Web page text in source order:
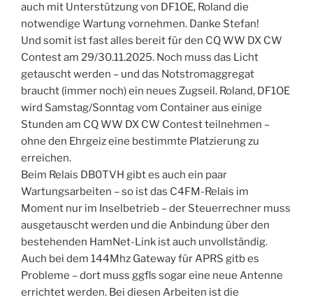
auch mit Unterstützung von DF1OE, Roland die
notwendige Wartung vornehmen. Danke Stefan!
Und somit ist fast alles bereit für den CQ WW DX CW
Contest am 29/30.11.2025. Noch muss das Licht
getauscht werden – und das Notstromaggregat
braucht (immer noch) ein neues Zugseil. Roland, DF1OE
wird Samstag/Sonntag vom Container aus einige
Stunden am CQ WW DX CW Contest teilnehmen –
ohne den Ehrgeiz eine bestimmte Platzierung zu
erreichen.
Beim Relais DB0TVH gibt es auch ein paar
Wartungsarbeiten – so ist das C4FM-Relais im
Moment nur im Inselbetrieb – der Steuerrechner muss
ausgetauscht werden und die Anbindung über den
bestehenden HamNet-Link ist auch unvollständig.
Auch bei dem 144Mhz Gateway für APRS gitb es
Probleme – dort muss ggfls sogar eine neue Antenne
errichtet werden. Bei diesen Arbeiten ist die